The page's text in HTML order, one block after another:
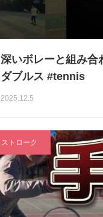
深いボレーと組み合
ダブルス #tennis
2025.12.5
ストローク